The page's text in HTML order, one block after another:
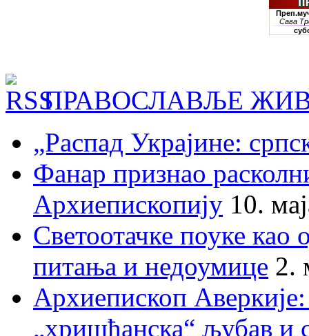
ПРАВОСЛАВЉЕ
„Распад Украјине:
Фанар признао
Архиепископију 10.
Светоотачке поуке као
питања и недоумице 2.
Архиепископ
„хришћанска“ љубав и